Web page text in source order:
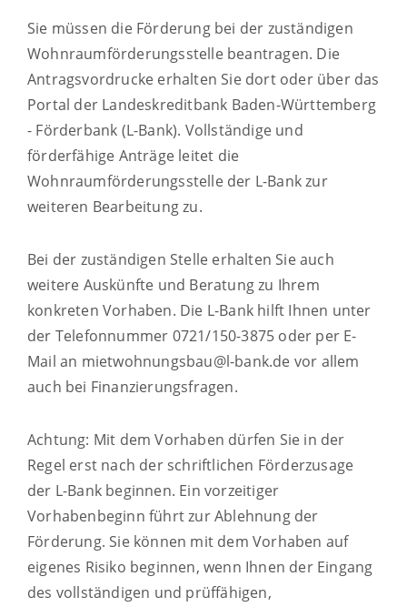
Sie müssen die Förderung bei der zuständigen
Wohnraumförderungsstelle beantragen. Die
Antragsvordrucke erhalten Sie dort oder über das
Portal der Landeskreditbank Baden-Württemberg
- Förderbank (L-Bank). Vollständige und
förderfähige Anträge leitet die
Wohnraumförderungsstelle der L-Bank zur
weiteren Bearbeitung zu.
Bei der zuständigen Stelle erhalten Sie auch
weitere Auskünfte und Beratung zu Ihrem
konkreten Vorhaben. Die L-Bank hilft Ihnen unter
der Telefonnummer 0721/150-3875 oder per E-
Mail an mietwohnungsbau@l-bank.de vor allem
auch bei Finanzierungsfragen.
Achtung: Mit dem Vorhaben dürfen Sie in der
Regel erst nach der schriftlichen Förderzusage
der L-Bank beginnen. Ein vorzeitiger
Vorhabenbeginn führt zur Ablehnung der
Förderung. Sie können mit dem Vorhaben auf
eigenes Risiko beginnen, wenn Ihnen der Eingang
des vollständigen und prüffähigen,